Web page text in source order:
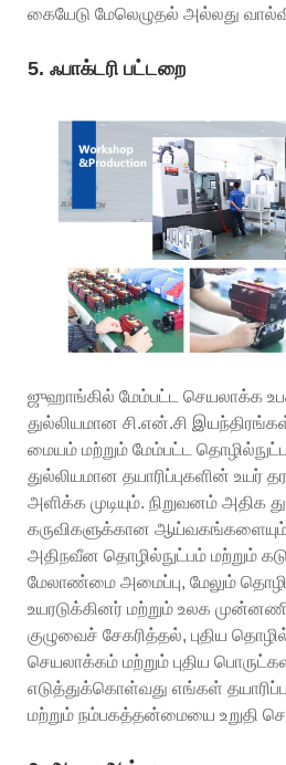
கையேடு மேலெழுதல் அல்லது
5. ஃபாக்டரி பட்டறை
ஜுஹாங்கில் மேம்பட்ட செயலாக்க
துல்லியமான சி.என்.சி
மையம் மற்றும் மேம்பட்ட
துல்லியமான தயாரிப்புகளின் உயர்
அளிக்க முடியும். நிறுவனம்
கருவிகளுக்கான
அதிநவீன தொழில்நுட்பம் மற்றும்
மேலாண்மை அமைப்பு, மேலும்
உயரடுக்கினர் மற்றும் உலக
குழுவைச் சேகரித்தல், புதிய
செயலாக்கம் மற்றும் புதிய
எடுத்துக்கொள்வது எங்கள்
மற்றும் நம்பகத்தன்மையை உறுதி